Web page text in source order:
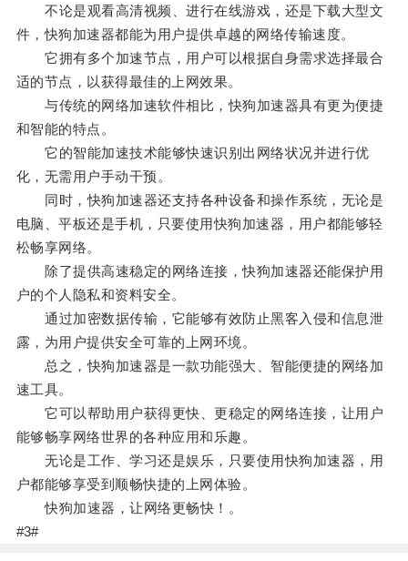
不论是观看高清视频、进行在线游戏，还是下载大型文
件，快狗加速器都能为用户提供卓越的网络传输速度。
它拥有多个加速节点，用户可以根据自身需求选择最合
适的节点，以获得最佳的上网效果。
与传统的网络加速软件相比，快狗加速器具有更为便捷
和智能的特点。
它的智能加速技术能够快速识别出网络状况并进行优
化，无需用户手动干预。
同时，快狗加速器还支持各种设备和操作系统，无论是
电脑、平板还是手机，只要使用快狗加速器，用户都能够轻
松畅享网络。
除了提供高速稳定的网络连接，快狗加速器还能保护用
户的个人隐私和资料安全。
通过加密数据传输，它能够有效防止黑客入侵和信息泄
露，为用户提供安全可靠的上网环境。
总之，快狗加速器是一款功能强大、智能便捷的网络加
速工具。
它可以帮助用户获得更快、更稳定的网络连接，让用户
能够畅享网络世界的各种应用和乐趣。
无论是工作、学习还是娱乐，只要使用快狗加速器，用
户都能够享受到顺畅快捷的上网体验。
快狗加速器，让网络更畅快！。
#3#